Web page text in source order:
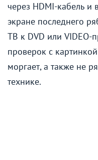
через HDMI-кабель и
экране последнего
ТВ к DVD или VIDEO-
проверок с
моргает, а также не
технике.